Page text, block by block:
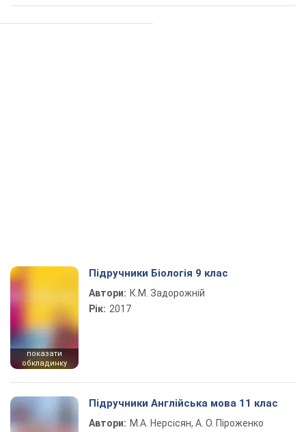
показати
обкладинку
Підручники Біологія 9 клас
Автори: К.М. Задорожній
Рік: 2017
Підручники Англійська мова 11 клас
Автори: М.А. Нерсісян, А. О. Піроженко